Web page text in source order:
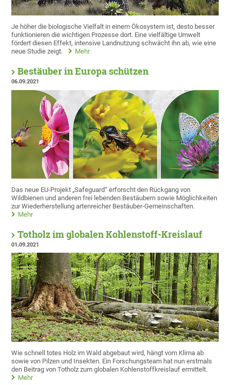
Je höher die biologische Vielfalt in einem Ökosystem ist, desto besser
funktionieren die wichtigen Prozesse dort. Eine vielfältige Umwelt
fördert diesen Effekt, intensive Landnutzung schwächt ihn ab, wie eine
neue Studie zeigt.
Mehr
Bestäuber in Europa schützen
06.09.2021
Das neue EU-Projekt „Safeguard“ erforscht den Rückgang von
Wildbienen und anderen frei lebenden Bestäubern sowie Möglichkeiten
zur Wiederherstellung artenreicher Bestäuber-Gemeinschaften.
Mehr
Totholz im globalen Kohlenstoff-Kreislauf
01.09.2021
Wie schnell totes Holz im Wald abgebaut wird, hängt vom Klima ab
sowie von Pilzen und Insekten. Ein Forschungsteam hat nun erstmals
den Beitrag von Totholz zum globalen Kohlenstoffkreislauf ermittelt.
Mehr